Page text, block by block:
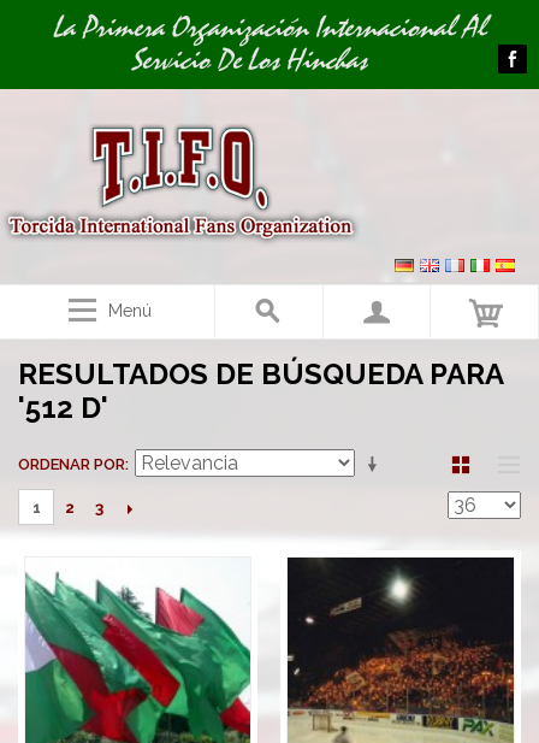
Image 01
Image 02La Primera Organización Internacional Al
Servicio De Los Hinchas
Menú
RESULTADOS DE BÚSQUEDA PARA
'512 D'
ORDENAR POR
1 2 3